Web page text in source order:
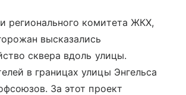
регионального комитета ЖКХ,
высказались
сквера вдоль улицы.
в границах улицы Энгельса
За этот проект